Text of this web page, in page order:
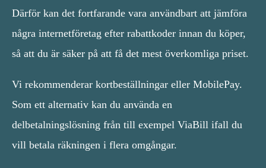
Därför kan det fortfarande vara användbart att jämföra
några internetföretag efter rabattkoder innan du köper,
så att du är säker på att få det mest överkomliga priset.
Vi rekommenderar kortbeställningar eller MobilePay.
Som ett alternativ kan du använda en
delbetalningslösning från till exempel ViaBill ifall du
vill betala räkningen i flera omgångar.